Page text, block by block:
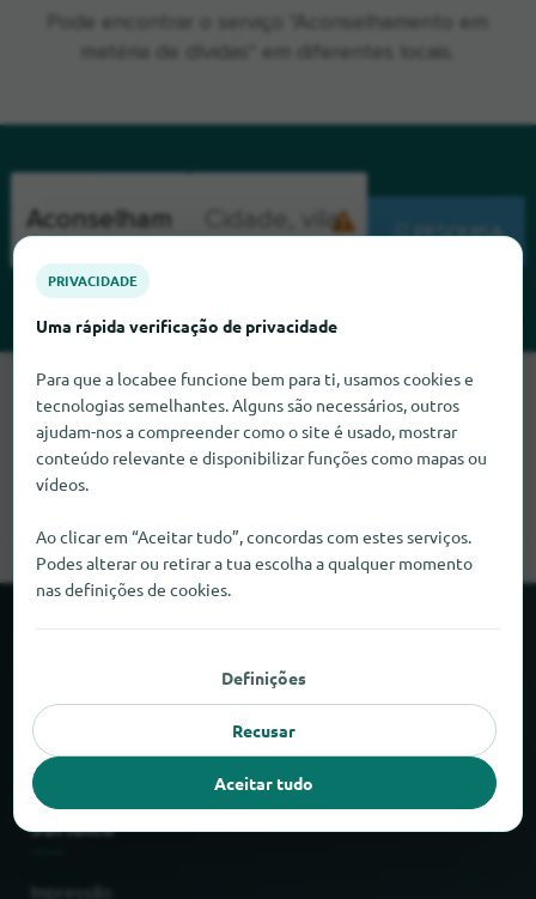
PESQUISA
Lamentamos, mas não conseguimos encontrar
Aconselhamento em matéria de dívidas neste momento. Se
souber onde encontrar Aconselhamento em matéria de
dívidas, ficaríamos muito satisfeitos se nos informasse.
Factos e números
Parceiros
Jurídico
PRIVACIDADE
Uma rápida verificação de privacidade
Para que a locabee funcione bem para ti, usamos cookies e
tecnologias semelhantes. Alguns são necessários, outros
ajudam-nos a compreender como o site é usado, mostrar
conteúdo relevante e disponibilizar funções como mapas ou
vídeos.
Ao clicar em “Aceitar tudo”, concordas com estes serviços.
Podes alterar ou retirar a tua escolha a qualquer momento
nas definições de cookies.
Definições
Recusar
Aceitar tudo